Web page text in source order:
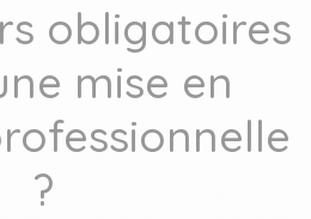
obligatoires
mise en
?